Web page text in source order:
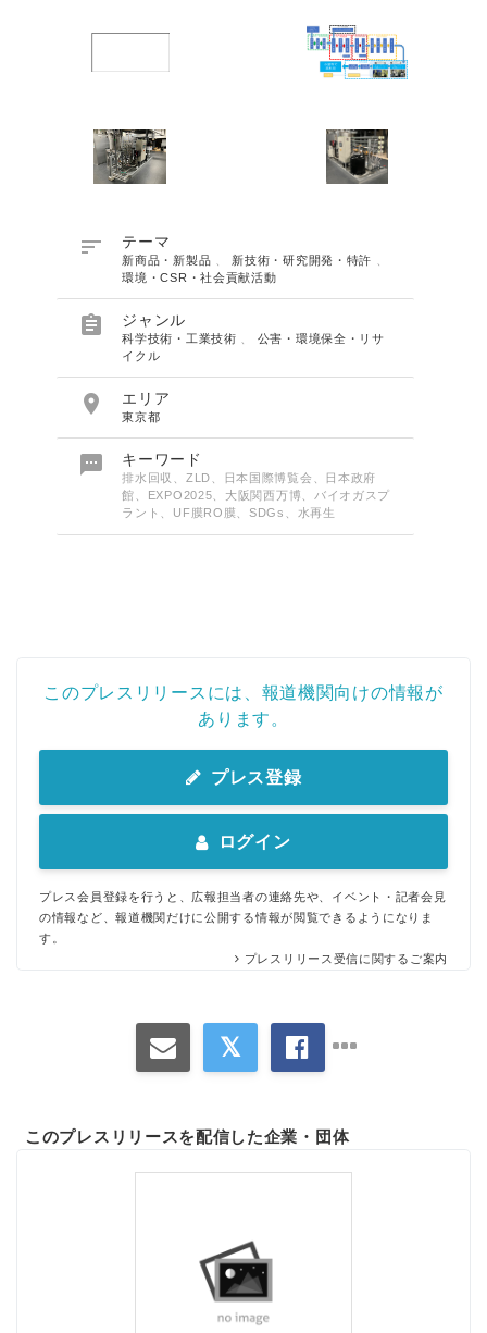
 テーマ
新商品・新製品 新技術・研究開発・特許
環境・CSR・社会貢献活動
 ジャンル
科学技術・工業技術
公害・環境保全・リサ
イクル
 エリア
東京都
 キーワード
排水回収、ZLD、日本国際博覧会、日本政府
館、EXPO2025、大阪関西万博、バイオガスプ
ラント、UF膜RO膜、SDGs、水再生
このプレスリリースには、報道機関向けの情報が
あります。
プレス登録
ログイン
プレス会員登録を行うと、広報担当者の連絡先や、イベント・記者会見
の情報など、報道機関だけに公開する情報が閲覧できるようになりま
す。
プレスリリース受信に関するご案内
このプレスリリースを配信した企業・団体